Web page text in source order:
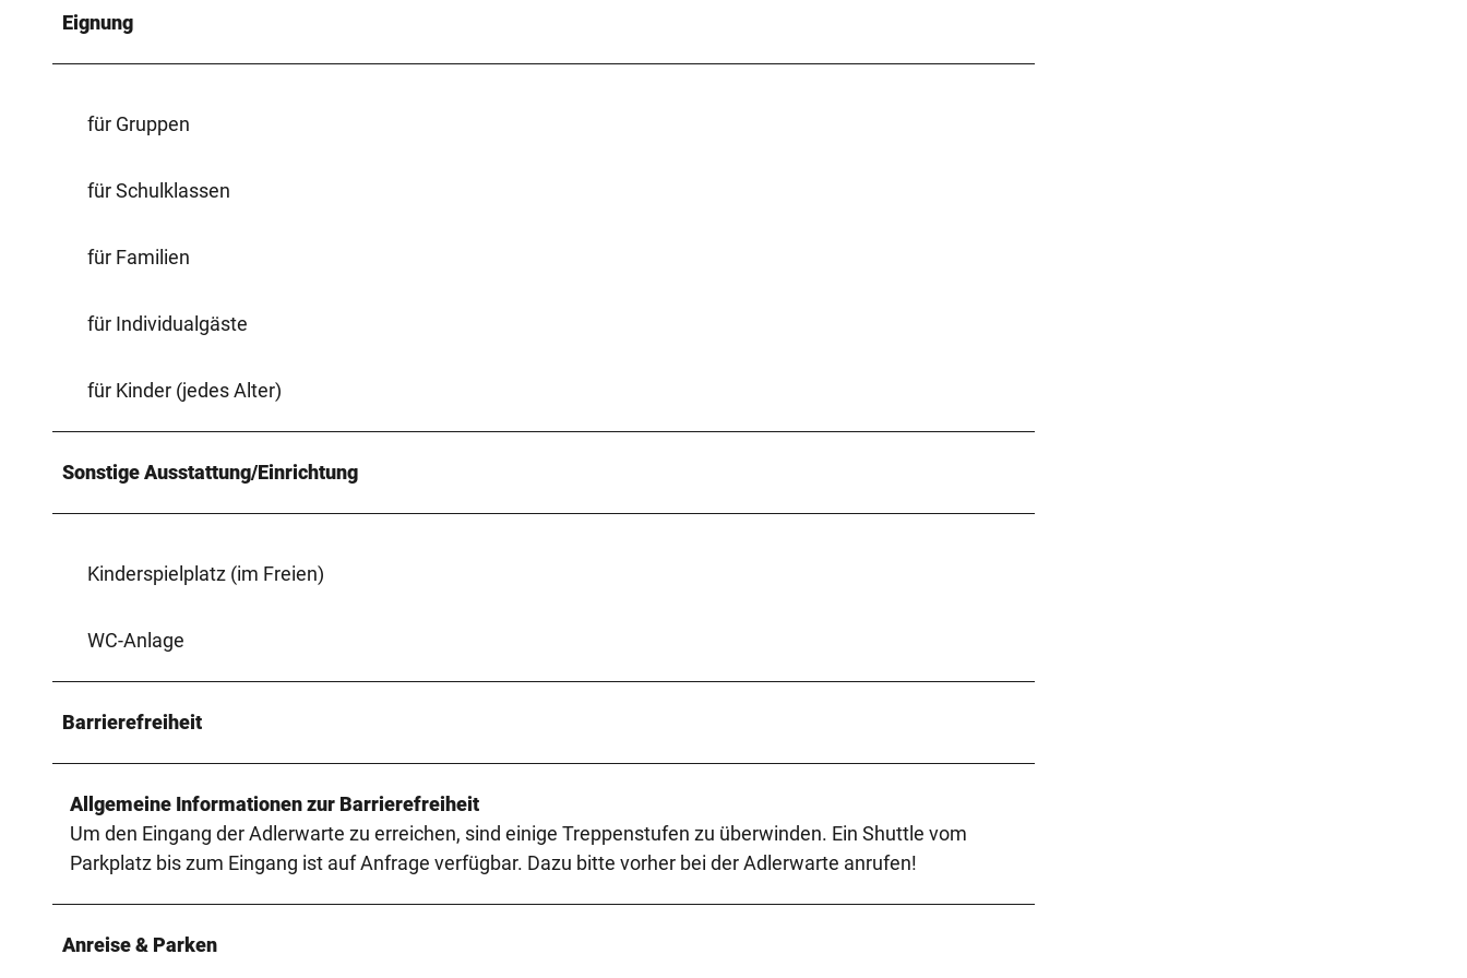
Eignung
für Gruppen
für Schulklassen
für Familien
für Individualgäste
für Kinder (jedes Alter)
Sonstige Ausstattung/Einrichtung
Kinderspielplatz (im Freien)
WC-Anlage
Barrierefreiheit
Allgemeine Informationen zur Barrierefreiheit
Um den Eingang der Adlerwarte zu erreichen, sind einige Treppenstufen zu überwinden. Ein Shuttle vom
Parkplatz bis zum Eingang ist auf Anfrage verfügbar. Dazu bitte vorher bei der Adlerwarte anrufen!
Anreise & Parken